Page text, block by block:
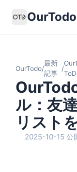
OurTodo
OurTodo/
最新
記事
/
ル：友
リスト
2025-10-15 公